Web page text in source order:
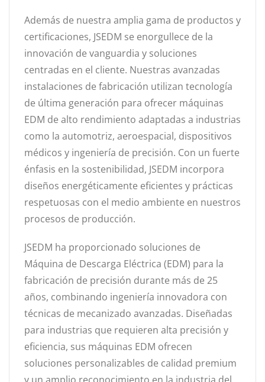
Además de nuestra amplia gama de productos y
certificaciones, JSEDM se enorgullece de la
innovación de vanguardia y soluciones
centradas en el cliente. Nuestras avanzadas
instalaciones de fabricación utilizan tecnología
de última generación para ofrecer máquinas
EDM de alto rendimiento adaptadas a industrias
como la automotriz, aeroespacial, dispositivos
médicos y ingeniería de precisión. Con un fuerte
énfasis en la sostenibilidad, JSEDM incorpora
diseños energéticamente eficientes y prácticas
respetuosas con el medio ambiente en nuestros
procesos de producción.
JSEDM ha proporcionado soluciones de
Máquina de Descarga Eléctrica (EDM) para la
fabricación de precisión durante más de 25
años, combinando ingeniería innovadora con
técnicas de mecanizado avanzadas. Diseñadas
para industrias que requieren alta precisión y
eficiencia, sus máquinas EDM ofrecen
soluciones personalizables de calidad premium